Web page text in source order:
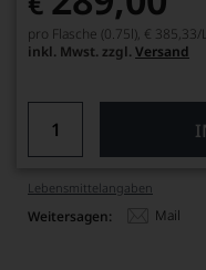
pro Flasche (0.75l), € 385,33/
inkl. Mwst. zzgl. Versand
Lebensmittel­angaben
Weitersagen: Mail